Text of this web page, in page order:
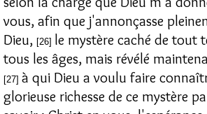
vous, afin que j'annonçasse
Dieu, [26] le mystère caché de tout
tous les âges, mais révélé
[27] à qui Dieu a voulu faire
glorieuse richesse de ce mystère